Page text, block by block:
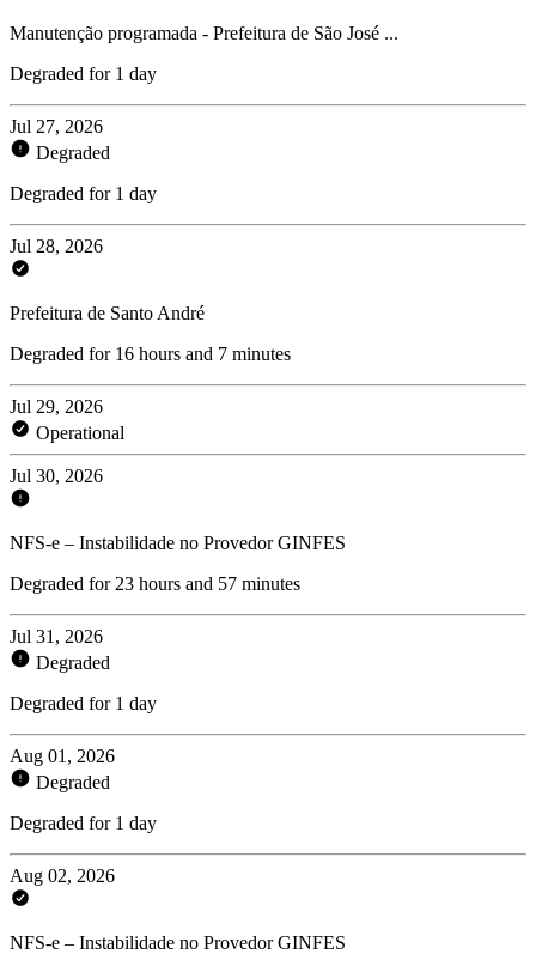
Manutenção programada - Prefeitura de São José ...
Degraded for 1 day
Jul 27, 2026
Degraded
Degraded for 1 day
Jul 28, 2026
Prefeitura de Santo André
Degraded for 16 hours and 7 minutes
Jul 29, 2026
Operational
Jul 30, 2026
NFS-e – Instabilidade no Provedor GINFES
Degraded for 23 hours and 57 minutes
Jul 31, 2026
Degraded
Degraded for 1 day
Aug 01, 2026
Degraded
Degraded for 1 day
Aug 02, 2026
NFS-e – Instabilidade no Provedor GINFES